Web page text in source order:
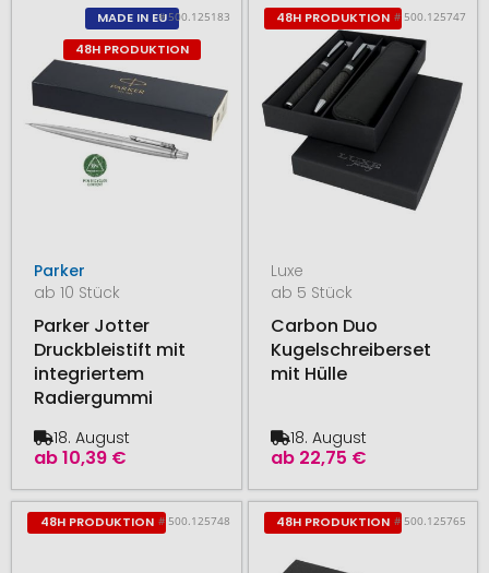
MADE IN EU
48H PRODUKTION
# 500.125183
Parker
ab 10 Stück
Parker Jotter
Druckbleistift mit
integriertem
Radiergummi
ab10,39 €
18. August
48H PRODUKTION # 500.125747
Luxe
ab 5 Stück
Carbon Duo
Kugelschreiberset
mit Hülle
ab 22,75 €
18. August
48H PRODUKTION # 500.125748 48H PRODUKTION # 500.125765